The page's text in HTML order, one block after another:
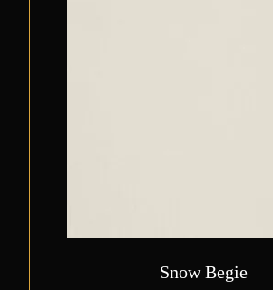
Snow Begie